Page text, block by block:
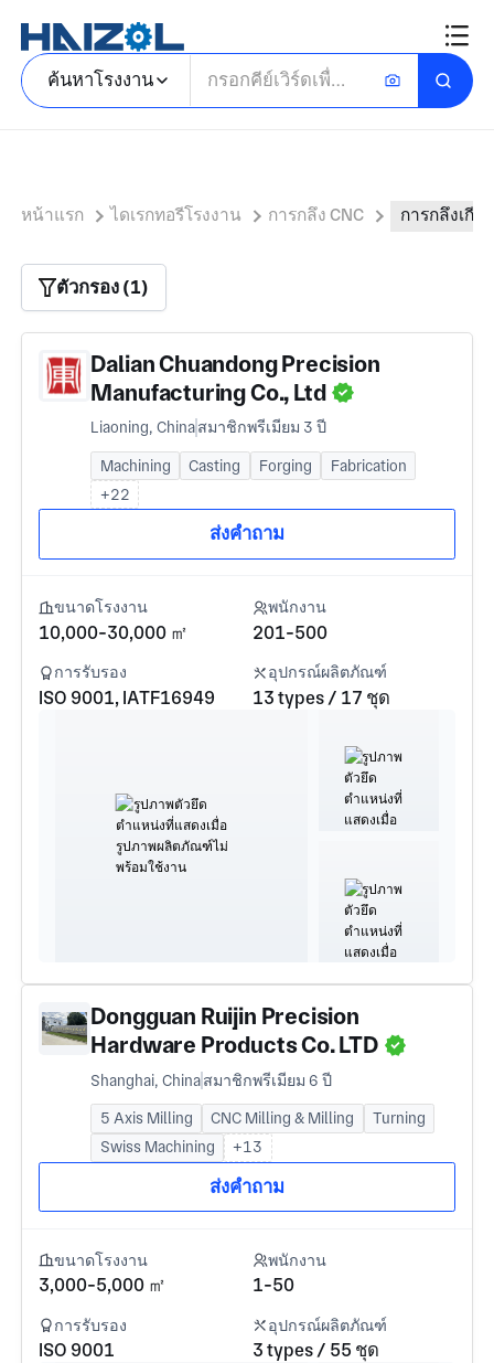
ค้นหาโรงงาน
หน้าแรก ไดเรกทอรีโรงงาน การกลึง CNC การกลึงเกียร์
ตัวกรอง (1)
Dalian Chuandong Precision
Manufacturing Co., Ltd
Liaoning, Chinaสมาชิกพรีเมียม 3 ปี
Machining Casting Forging
Fabrication
+22
ส่งคำถาม
ขนาดโรงงาน
10,000-30,000 ㎡
พนักงาน
201-500
การรับรอง
ISO 9001, IATF16949
อุปกรณ์ผลิตภัณฑ์
13 types / 17 ชุด
Dongguan Ruijin Precision
Hardware Products Co. LTD
Shanghai, Chinaสมาชิกพรีเมียม 6 ปี
5 Axis Milling CNC Milling & Milling
Turning
Swiss Machining
+13
ส่งคำถาม
ขนาดโรงงาน
3,000-5,000 ㎡
พนักงาน
1-50
การรับรอง
ISO 9001
อุปกรณ์ผลิตภัณฑ์
3 types / 55 ชุด